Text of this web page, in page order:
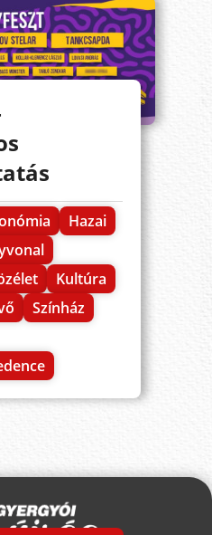
Hazai
Kultúra
Színház